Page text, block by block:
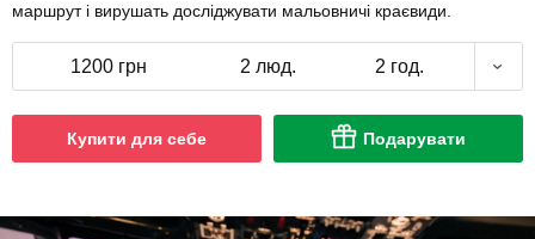
маршрут і вирушать досліджувати мальовничі краєвиди.
1200 грн 2 люд. 2 год.
Купити для себе Подарувати